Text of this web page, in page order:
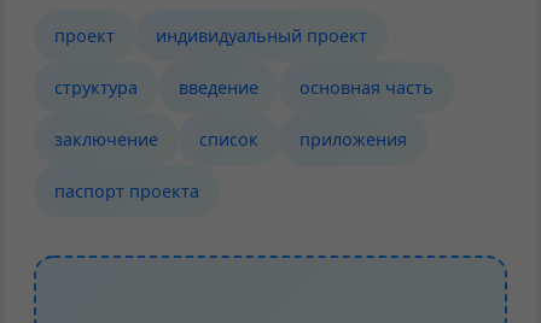
проект индивидуальный проект
структура введение основная часть
заключение список приложения
паспорт проекта